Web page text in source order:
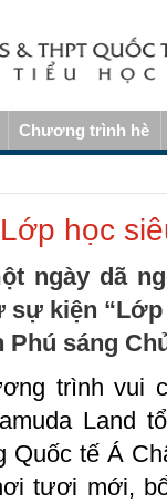
Chương trình hè
học
ngày dã
kiện
Phú sáng
trình vui
Land
Quốc tế Á
tươi mới,